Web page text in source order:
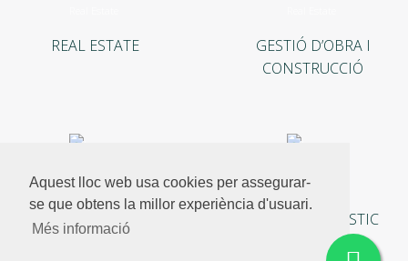
Aquest lloc web usa cookies per assegurar-
se que obtens la millor experiència d'usuari.
Més informació
REAL ESTATE
GESTIÓ D’OBRA I
CONSTRUCCIÓ
INVERSIONS LLOGUER TURÍSTIC